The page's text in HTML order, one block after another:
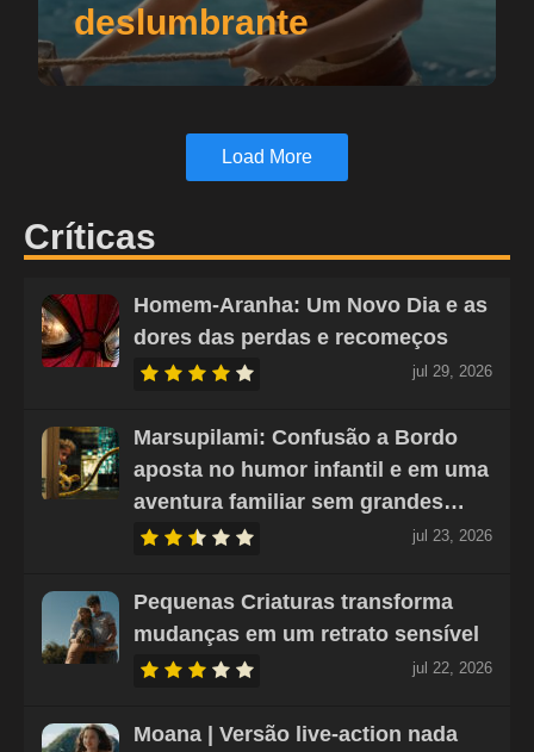
deslumbrante
Load More
Críticas
Homem-Aranha: Um Novo Dia e as
dores das perdas e recomeços
jul 29, 2026
Marsupilami: Confusão a Bordo
aposta no humor infantil e em uma
aventura familiar sem grandes…
jul 23, 2026
Pequenas Criaturas transforma
mudanças em um retrato sensível
jul 22, 2026
Moana | Versão live-action nada